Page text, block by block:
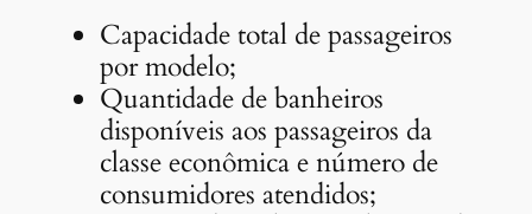
Capacidade total de passageiros
por modelo;
Quantidade de banheiros
disponíveis aos passageiros da
classe econômica e número de
consumidores atendidos;